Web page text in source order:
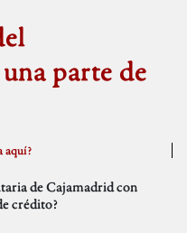
parte de
aquí?
de Cajamadrid con
crédito?